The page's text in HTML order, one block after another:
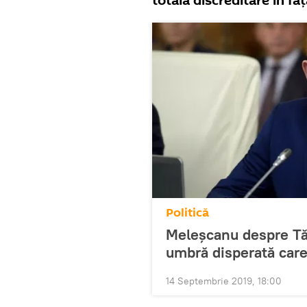
Politică
Meleșcanu despre
umbră disperată
14 Septembrie 2019, 18:00